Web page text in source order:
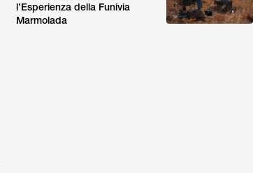
l’Esperienza della Funivia
Marmolada